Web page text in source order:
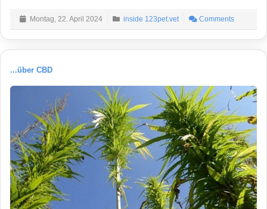
Montag, 22. April 2024 inside 123pet.vet Comments
...über CBD